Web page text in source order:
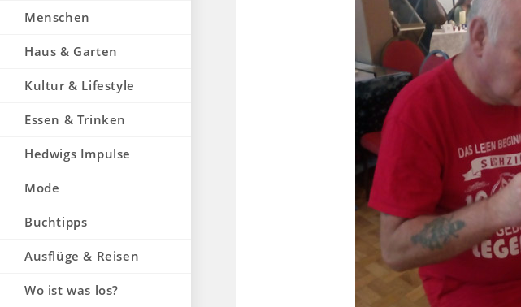
Menschen
Haus & Garten
Kultur & Lifestyle
Essen & Trinken
Hedwigs Impulse
Mode
Buchtipps
Ausflüge & Reisen
Wo ist was los?